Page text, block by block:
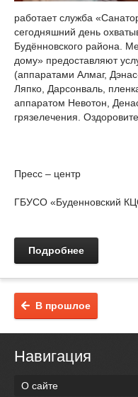
работает служба
сегодняшний день
Будённовского района.
дому» предоставляют
(аппаратами Алмаг,
Ляпко, Дарсонваль,
аппаратом Невотон,
грязелечения.
Пресс – центр
ГБУСО «Буденновский
Подробнее
В прошлое
Навигация
О сайте